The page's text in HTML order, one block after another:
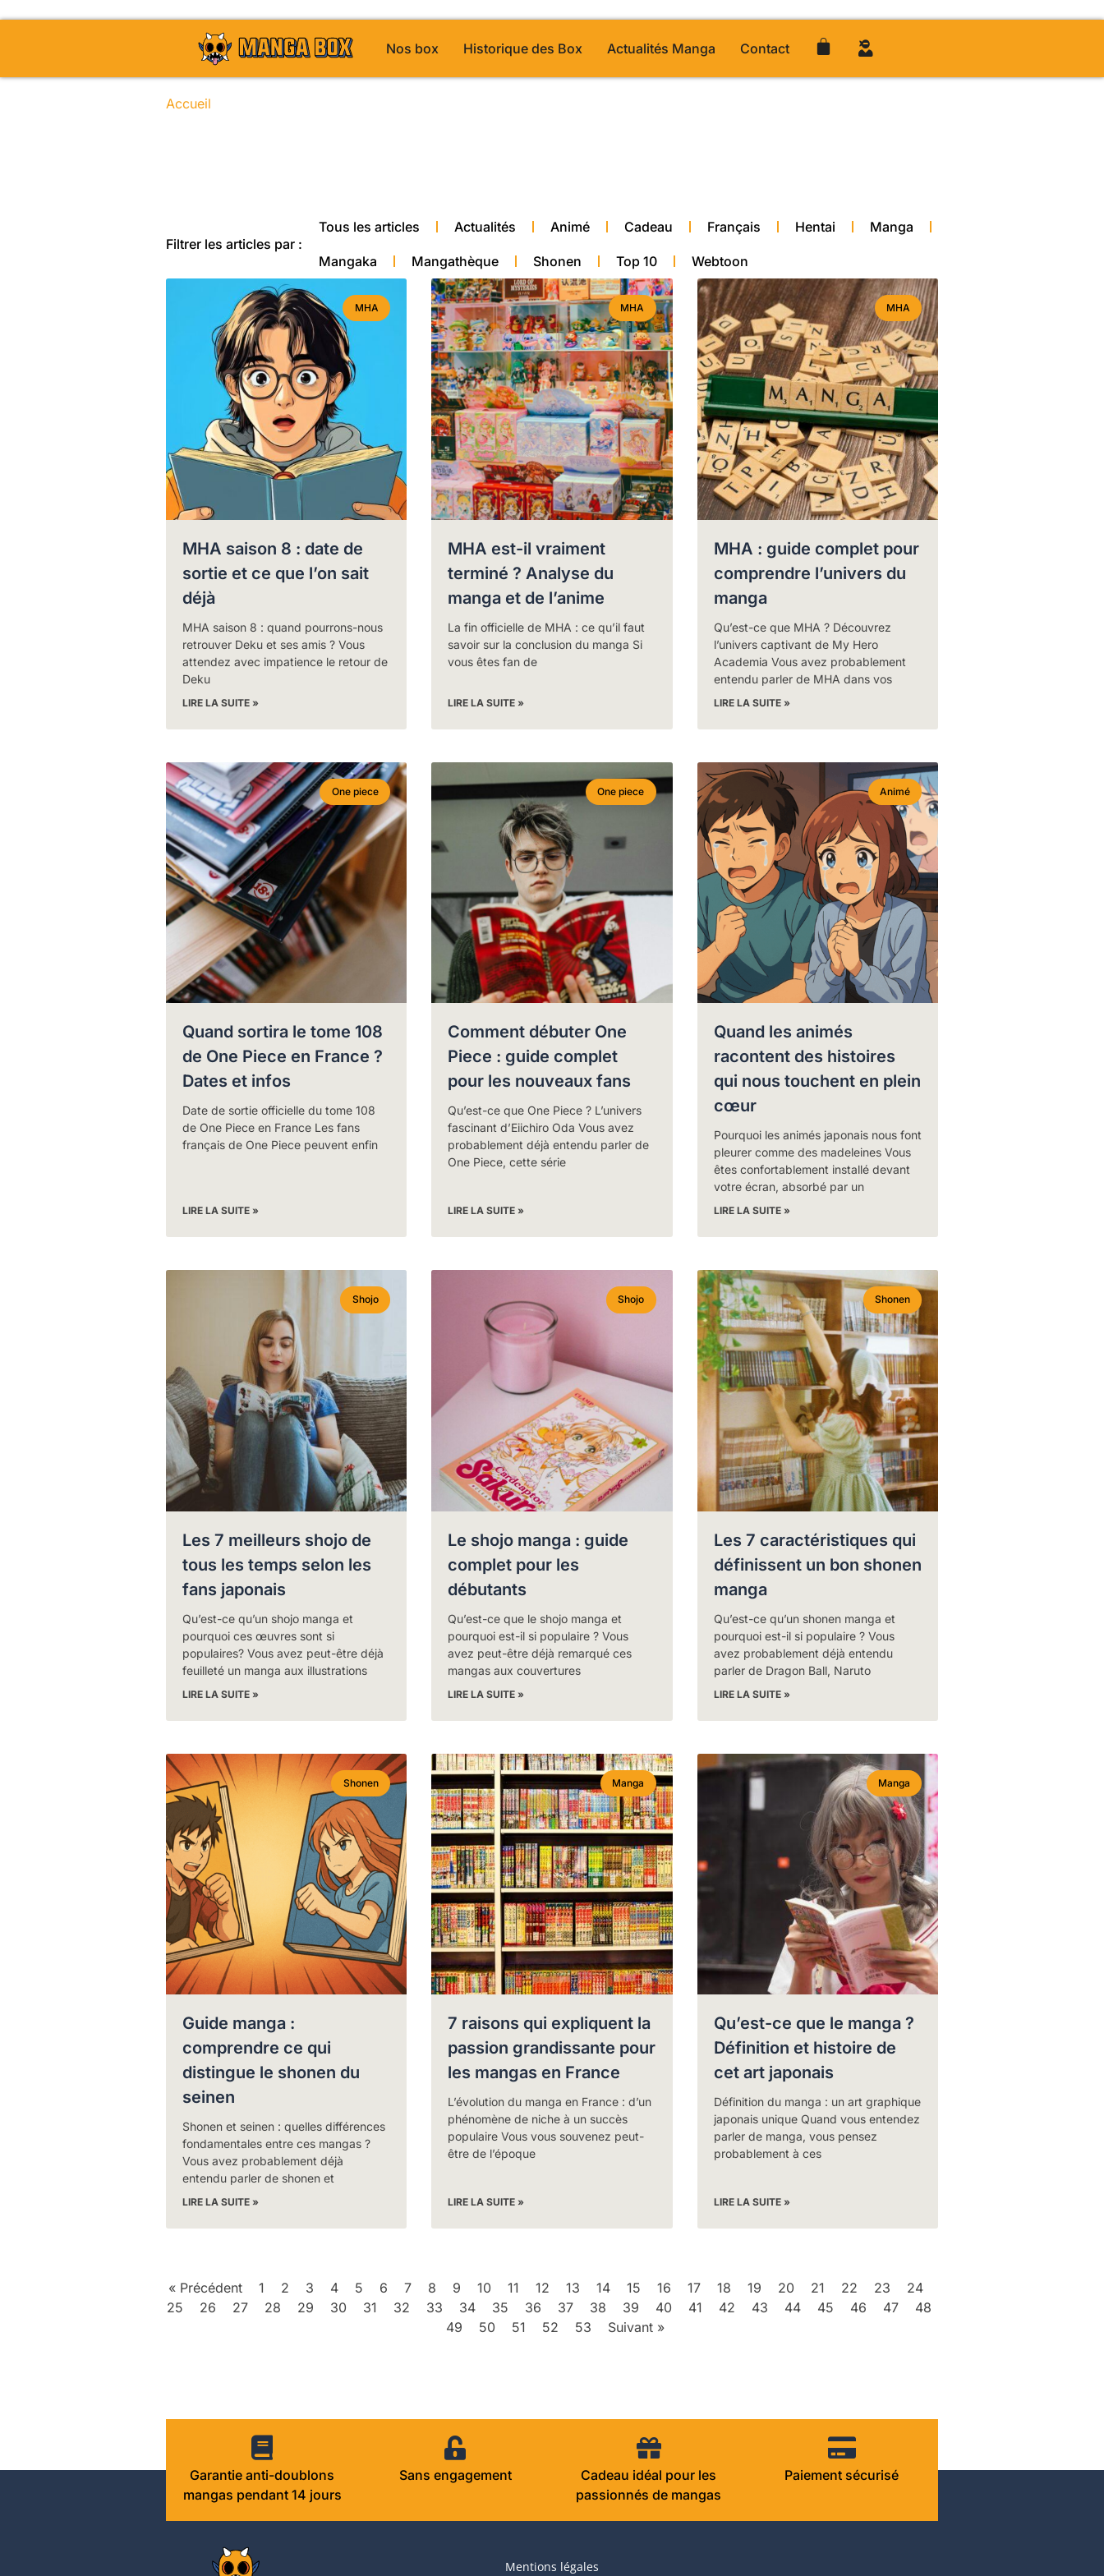
Nos box Historique des Box Actualités Manga Contact
Accueil
Filtrer les articles par :
Tous les articles Actualités Animé Cadeau Français Hentai Manga
Mangaka Mangathèque Shonen Top 10 Webtoon
MHA
MHA saison 8 : date de
sortie et ce que l’on sait
déjà
MHA saison 8 : quand pourrons-nous
retrouver Deku et ses amis ? Vous
attendez avec impatience le retour de
Deku
LIRE LA SUITE »
MHA
MHA est-il vraiment
terminé ? Analyse du
manga et de l’anime
La fin officielle de MHA : ce qu’il faut
savoir sur la conclusion du manga Si
vous êtes fan de
LIRE LA SUITE »
MHA
MHA : guide complet pour
comprendre l’univers du
manga
Qu’est-ce que MHA ? Découvrez
l’univers captivant de My Hero
Academia Vous avez probablement
entendu parler de MHA dans vos
LIRE LA SUITE »
One piece
Quand sortira le tome 108
de One Piece en France ?
Dates et infos
Date de sortie officielle du tome 108
de One Piece en France Les fans
français de One Piece peuvent enfin
LIRE LA SUITE »
One piece
Comment débuter One
Piece : guide complet
pour les nouveaux fans
Qu’est-ce que One Piece ? L’univers
fascinant d’Eiichiro Oda Vous avez
probablement déjà entendu parler de
One Piece, cette série
LIRE LA SUITE »
Animé
Quand les animés
racontent des histoires
qui nous touchent en plein
cœur
Pourquoi les animés japonais nous font
pleurer comme des madeleines Vous
êtes confortablement installé devant
votre écran, absorbé par un
LIRE LA SUITE »
Shojo
Les 7 meilleurs shojo de
tous les temps selon les
fans japonais
Qu’est-ce qu’un shojo manga et
pourquoi ces œuvres sont si
populaires? Vous avez peut-être déjà
feuilleté un manga aux illustrations
LIRE LA SUITE »
Shojo
Le shojo manga : guide
complet pour les
débutants
Qu’est-ce que le shojo manga et
pourquoi est-il si populaire ? Vous
avez peut-être déjà remarqué ces
mangas aux couvertures
LIRE LA SUITE »
Shonen
Les 7 caractéristiques qui
définissent un bon shonen
manga
Qu’est-ce qu’un shonen manga et
pourquoi est-il si populaire ? Vous
avez probablement déjà entendu
parler de Dragon Ball, Naruto
LIRE LA SUITE »
Shonen
Guide manga :
comprendre ce qui
distingue le shonen du
seinen
Shonen et seinen : quelles différences
fondamentales entre ces mangas ?
Vous avez probablement déjà
entendu parler de shonen et
LIRE LA SUITE »
Manga
7 raisons qui expliquent la
passion grandissante pour
les mangas en France
L’évolution du manga en France : d’un
phénomène de niche à un succès
populaire Vous vous souvenez peut-
être de l’époque
LIRE LA SUITE »
Manga
Qu’est-ce que le manga ?
Définition et histoire de
cet art japonais
Définition du manga : un art graphique
japonais unique Quand vous entendez
parler de manga, vous pensez
probablement à ces
LIRE LA SUITE »
« Précédent 1 2 3 4 5 6 7 8 9 10 11 12 13 14 15 16 17 18 19 20 21 22 23
24
25
26 27 28 29 30 31 32 33 34 35 36 37 38 39 40 41 42 43 44 45 46 47
48
49
50 51 52 53 Suivant »
Garantie anti-doublons
mangas pendant 14 jours
Sans engagement
Cadeau idéal pour les
passionnés de mangas
Paiement sécurisé
Mentions légales